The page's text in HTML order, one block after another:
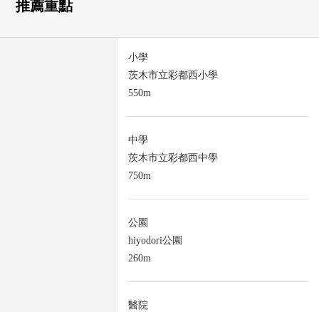
推薦重點
小學
茨木市立彩都西小學
550m
中學
茨木市立彩都西中學
750m
公園
hiyodori公園
260m
醫院